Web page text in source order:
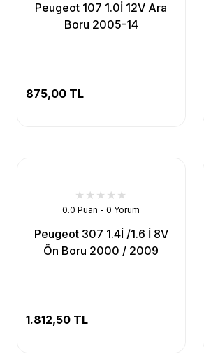
Peugeot 107 1.0İ 12V Ara
Boru 2005-14
875,00 TL
0.0 Puan - 0 Yorum
Peugeot 307 1.4İ /1.6 İ 8V
Ön Boru 2000 / 2009
1.812,50 TL